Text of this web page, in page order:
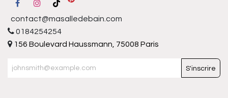
contact@masalledebain.com
0184254254
156 Boulevard Haussmann, 75008 Paris
S'inscrire